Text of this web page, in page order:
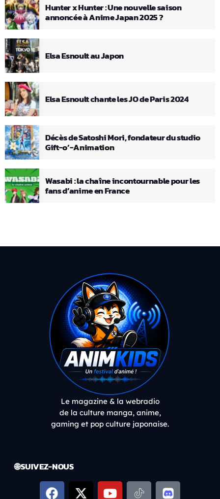
Hunter x Hunter : Une nouvelle saison
annoncée à Anime Japan 2025 ?
Elsa Esnoult au Japon
Elsa Esnoult chante les JO de Paris 2024
Décès de Satoshi Mori, fondateur du studio
Gift-o’-Animation
Wasabi : la chaîne incontournable pour les
fans d’anime en France
Le magazine & la webradio
de la culture manga, anime,
gaming et pop culture japonaise.
🌐 SUIVEZ-NOUS